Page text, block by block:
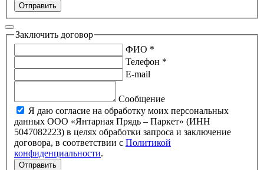
Отправить
Заключить договор
ФИО *
Телефон *
E-mail
Сообщение
Я даю согласие на обработку моих персональных
данных ООО «Янтарная Прядь – Паркет» (ИНН
5047082223) в целях обработки запроса и заключение
договора, в соответствии с Политикой
конфиденциальности.
Отправить